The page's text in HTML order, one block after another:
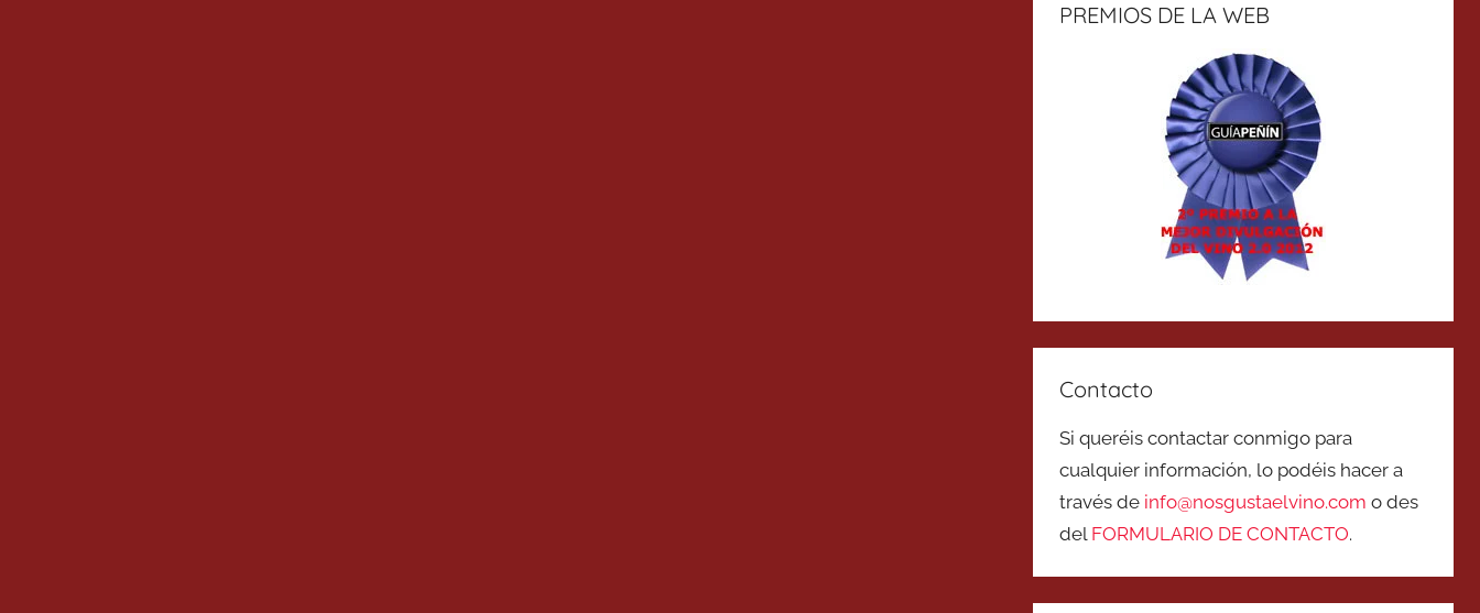
PREMIOS DE LA WEB
Contacto
Si queréis contactar conmigo para
cualquier información, lo podéis hacer a
través de info@nosgustaelvino.com o des
del FORMULARIO DE CONTACTO.